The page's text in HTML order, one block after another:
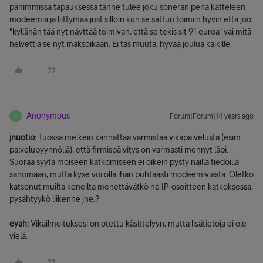
pahimmissa tapauksessa tänne tulee joku soneran pena katteleen
modeemia ja liittymää just silloin kun se sattuu toimiin hyvin että joo,
"kyllähän tää nyt näyttää toimivan, että se tekis sit 91 euroa" vai mitä
helvettiä se nyt maksoikaan. Ei täs muuta, hyvää joulua kaikille.
A Anonymous Forum|Forum|14 years ago
jnuotio:Tuossa melkein kannattaa varmistaa vikapalvelusta (esim.
palvelupyynnöllä), että firmispäivitys on varmasti mennyt läpi.
Suoraa syytä moiseen katkomiseen ei oikein pysty näillä tiedoilla
sanomaan, mutta kyse voi olla ihan puhtaasti modeemiviasta. Oletko
katsonut muilta koneilta menettävätkö ne IP-osoitteen katkoksessa,
pysähtyykö liikenne jne.?
eyah:Vikailmoituksesi on otettu käsittelyyn, mutta lisätietoja ei ole
vielä.